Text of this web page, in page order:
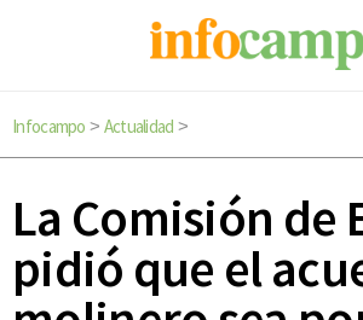
Infocampo > Actualidad >
La Comisión de
pidió que el